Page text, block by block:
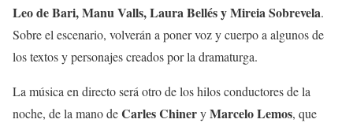
Leo de Bari, Manu Valls, Laura Bellés y Mireia Sobrevela.
Sobre el escenario, volverán a poner voz y cuerpo a algunos de
los textos y personajes creados por la dramaturga.
La música en directo será otro de los hilos conductores de la
noche, de la mano deCarles ChineryMarcelo Lemos, que